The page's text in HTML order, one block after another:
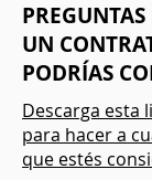
UN
PODRÍAS
Descarga esta
para hacer a
que estés